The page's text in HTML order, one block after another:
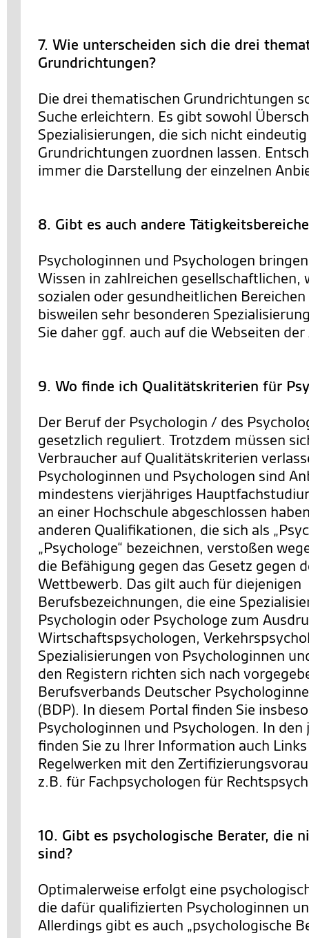
7. Wie unterscheiden sich die drei
Grundrichtungen?
Die drei thematischen Grundrichtungen
Suche erleichtern. Es gibt sowohl
Spezialisierungen, die sich nicht
Grundrichtungen zuordnen lassen.
immer die Darstellung der einzelnen
8. Gibt es auch andere
Psychologinnen und Psychologen
Wissen in zahlreichen
sozialen oder gesundheitlichen
bisweilen sehr besonderen
Sie daher ggf. auch auf die Webseiten
9. Wo finde ich Qualitätskriterien für
Der Beruf der Psychologin / des
gesetzlich reguliert. Trotzdem müssen
Verbraucher auf Qualitätskriterien
Psychologinnen und Psychologen sind
mindestens vierjähriges
an einer Hochschule abgeschlossen
anderen Qualifikationen, die sich als
„Psychologe“ bezeichnen, verstoßen
die Befähigung gegen das Gesetz gegen
Wettbewerb. Das gilt auch für diejenigen
Berufsbezeichnungen, die eine
Psychologin oder Psychologe zum
Wirtschaftspsychologen,
Spezialisierungen von Psychologinnen
den Registern richten sich nach
Berufsverbands Deutscher
(BDP). In diesem Portal finden Sie
Psychologinnen und Psychologen. In
finden Sie zu Ihrer Information auch
Regelwerken mit den
z.B. für Fachpsychologen für
10. Gibt es psychologische Berater, die
sind?
Optimalerweise erfolgt eine
die dafür qualifizierten Psychologinnen
Allerdings gibt es auch „psychologische